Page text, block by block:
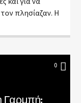
πλησίαζαν. Η
0
Γαρμπή: